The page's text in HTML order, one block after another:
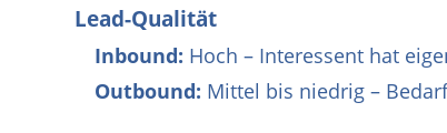
Lead-Qualität
Inbound: Hoch – Interessent hat
Outbound: Mittel bis niedrig –